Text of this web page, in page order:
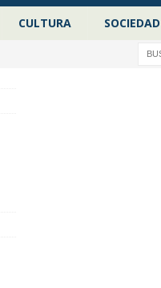
CULTURA SOCIEDAD